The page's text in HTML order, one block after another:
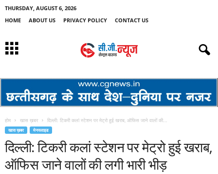
THURSDAY, AUGUST 6, 2026
HOME
ABOUT US PRIVACY POLICY CONTACT US
होम खास ख़बर दिल्ली: टिकरी कलां स्टेशन पर मेट्रो हुई खराब, ऑफिस जाने वालों की...
खास ख़बर मेनस्लाइड
दिल्ली: टिकरी कलां स्टेशन पर मेट्रो हुई खराब,
ऑफिस जाने वालों की लगी भारी भीड़